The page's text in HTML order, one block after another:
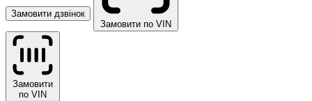
Замовити дзвінок
Замовити по VIN
Замовити
по VIN